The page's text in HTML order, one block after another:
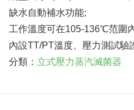
缺水自動補水功能;
工作溫度可在105-136℃范圍
內設TT/PT溫度、壓力測試驗
分類： 立式壓力蒸汽滅菌器